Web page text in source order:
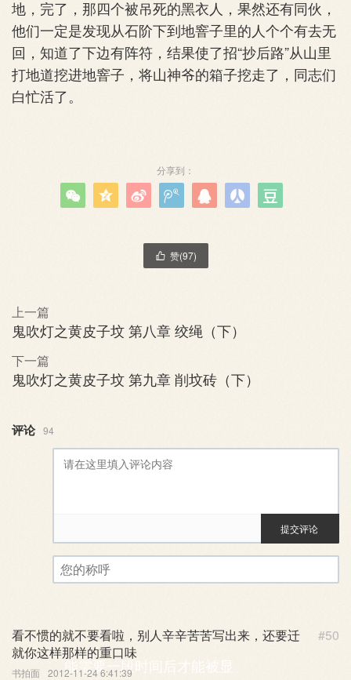
地，完了，那四个被吊死的黑衣人，果然还有同伙，
他们一定是发现从石阶下到地窨子里的人个个有去无
回，知道了下边有阵符，结果使了招“抄后路”从山里
打地道挖进地窨子，将山神爷的箱子挖走了，同志们
白忙活了。
分享到：
      
 赞(97)
上一篇
鬼吹灯之黄皮子坟 第八章 绞绳（下）
下一篇
鬼吹灯之黄皮子坟 第九章 削坟砖（下）
评论 94
评论审核已启用。您的评论可
能需要一段时间后才能被显
提交评论
#50
看不惯的就不要看啦，别人辛辛苦苦写出来，还要迁
就你这样那样的重口味
书拍面 2012-11-24 6:41:39